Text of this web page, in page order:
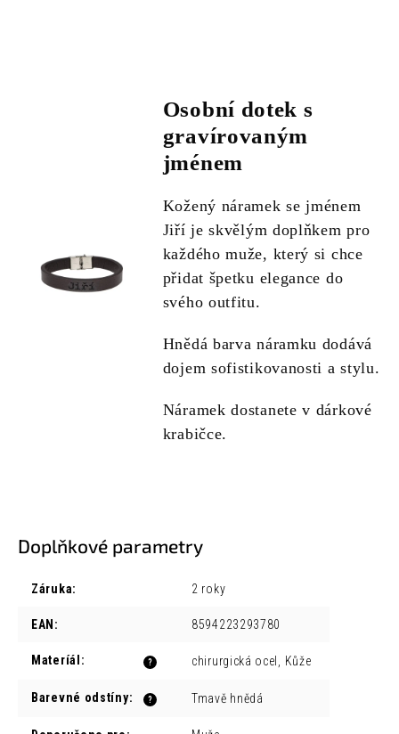
Osobní dotek s
gravírovaným
jménem
Kožený náramek se jménem
Jiří je skvělým doplňkem pro
každého muže, který si chce
přidat špetku elegance do
svého outfitu.
Hnědá barva náramku dodává
dojem sofistikovanosti a stylu.
Náramek dostanete v dárkové
krabičce.
Doplňkové parametry
Záruka: 2 roky
EAN : 8594223293780
?
Materíál : chirurgická ocel, Kůže
?
Barevné odstíny: Tmavě hnědá